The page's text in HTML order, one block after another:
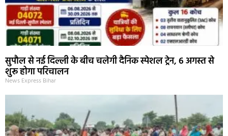
सुपौल से नई दिल्ली के बीच चलेगी दैनिक स्पेशल ट्रेन, 6 अगस्त से
शुरू होगा परिचालन
News Express Bihar